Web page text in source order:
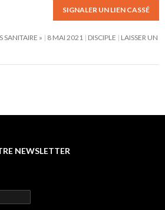
SIGNALER UN LIEN CASSÉ
SANITAIRE » 8 MAI 2021 DISCIPLE
LAISSER UN
NEWSLETTER